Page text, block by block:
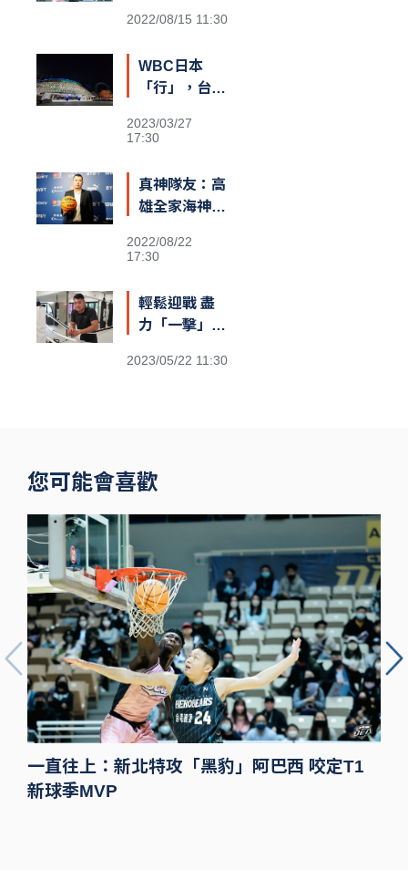
咬定T1新球
2022/08/15 11:30
WBC日本
「行」，台灣
2023/03/27
17:30
真神隊友：高
雄全家海神執
2022/08/22
17:30
輕鬆迎戰 盡
力「一擊」：
泰拳世界冠軍
2023/05/22 11:30
您可能會喜歡
一直往上：新北特攻「黑豹」阿巴西 咬定T1
新球季MVP